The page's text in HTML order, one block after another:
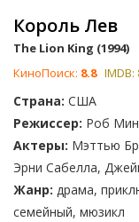
Король Лев
The Lion King (1994)
КиноПоиск: 8.8 IMDB:
Страна: США
Режиссер: Роб
Актеры: Мэттью
Эрни Сабелла,
Жанр: драма,
семейный, мюзикл